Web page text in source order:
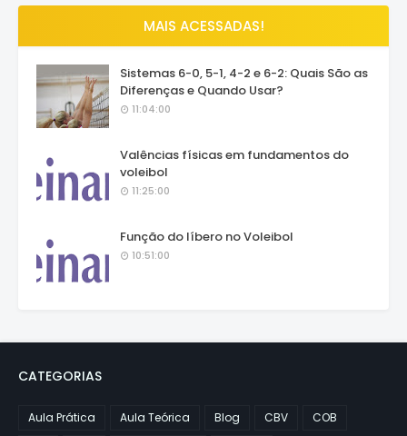
MAIS ACESSADAS!
Sistemas 6-0, 5-1, 4-2 e 6-2: Quais São as
Diferenças e Quando Usar?
11:04:00
Valências físicas em fundamentos do
voleibol
11:25:00
Função do líbero no Voleibol
10:51:00
CATEGORIAS
Aula Prática Aula Teórica Blog CBV
COB